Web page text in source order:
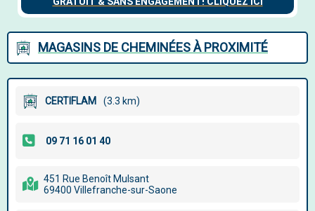
MAGASINS DE CHEMINÉES À PROXIMITÉ
CERTIFLAM (3.3 km)
451 Rue Benoît Mulsant
69400 Villefranche-sur-Saone